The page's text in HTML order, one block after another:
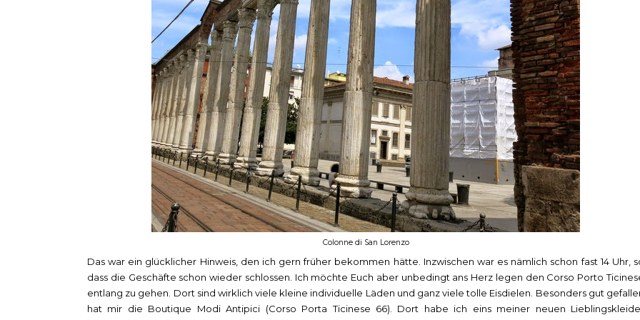
Colonne di San Lorenzo
Das war ein glücklicher Hinweis, den ich gern früher bekommen hätte. Inzwischen war es nämlich schon fast 14 Uhr,
dass die Geschäfte schon wieder schlossen. Ich möchte Euch aber unbedingt ans Herz legen den Corso Porto
entlang zu gehen. Dort sind wirklich viele kleine individuelle Läden und ganz viele tolle Eisdielen. Besonders gut
hat mir die Boutique Modi Antipici (Corso Porta Ticinese 66). Dort habe ich eins meiner neuen